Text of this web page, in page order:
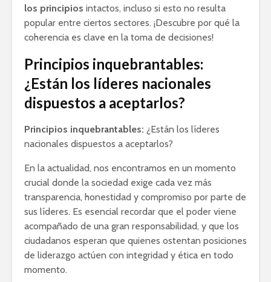
los principios intactos, incluso si esto no resulta
popular entre ciertos sectores. ¡Descubre por qué la
coherencia es clave en la toma de decisiones!
Principios inquebrantables:
¿Están los líderes nacionales
dispuestos a aceptarlos?
Principios inquebrantables: ¿Están los líderes
nacionales dispuestos a aceptarlos?
En la actualidad, nos encontramos en un momento
crucial donde la sociedad exige cada vez más
transparencia, honestidad y compromiso por parte de
sus líderes. Es esencial recordar que el poder viene
acompañado de una gran responsabilidad, y que los
ciudadanos esperan que quienes ostentan posiciones
de liderazgo actúen con integridad y ética en todo
momento.